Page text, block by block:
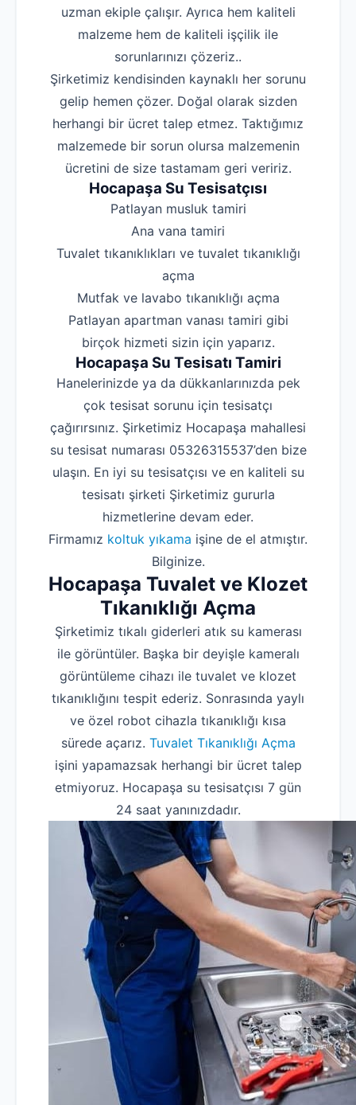
uzman ekiple çalışır. Ayrıca hem kaliteli
malzeme hem de kaliteli işçilik ile
sorunlarınızı çözeriz..
Şirketimiz kendisinden kaynaklı her sorunu
gelip hemen çözer. Doğal olarak sizden
herhangi bir ücret talep etmez. Taktığımız
malzemede bir sorun olursa malzemenin
ücretini de size tastamam geri veririz.
Hocapaşa Su Tesisatçısı
‌Patlayan musluk tamiri
‌Ana vana tamiri
‌Tuvalet tıkanıklıkları ve tuvalet tıkanıklığı
açma
‌Mutfak ve lavabo tıkanıklığı açma
‌Patlayan apartman vanası tamiri gibi
birçok hizmeti sizin için yaparız.
Hocapaşa Su Tesisatı Tamiri
Hanelerinizde ya da dükkanlarınızda pek
çok tesisat sorunu için tesisatçı
çağırırsınız. Şirketimiz Hocapaşa mahallesi
su tesisat numarası 05326315537’den bize
ulaşın. En iyi su tesisatçısı ve en kaliteli su
tesisatı şirketi Şirketimiz gururla
hizmetlerine devam eder.
Firmamız koltuk yıkama işine de el atmıştır.
Bilginize.
Hocapaşa Tuvalet ve Klozet
Tıkanıklığı Açma
Şirketimiz tıkalı giderleri atık su kamerası
ile görüntüler. Başka bir deyişle kameralı
görüntüleme cihazı ile tuvalet ve klozet
tıkanıklığını tespit ederiz. Sonrasında yaylı
ve özel robot cihazla tıkanıklığı kısa
sürede açarız. Tuvalet Tıkanıklığı Açma
işini yapamazsak herhangi bir ücret talep
etmiyoruz. Hocapaşa su tesisatçısı 7 gün
24 saat yanınızdadır.